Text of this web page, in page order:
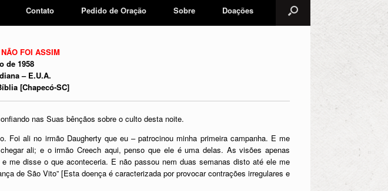
Contato Pedido de Oração Sobre Doações
FOI ASSIM
de 1958
– E.U.A.
[Chapecó-SC]
nas Suas bênçãos sobre o culto desta noite.
ali no irmão Daugherty que eu – patrocinou minha primeira campanha. E me
ali; e o irmão Creech aqui, penso que ele é uma delas. As visões apenas
me disse o que aconteceria. E não passou nem duas semanas disto até ele me
de São Vito” [Esta doença é caracterizada por provocar contrações irregulares e